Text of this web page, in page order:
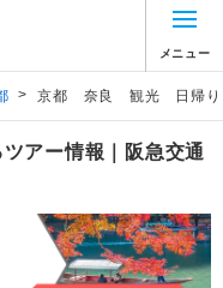
メニュー
> 京都 奈良 観光 日帰り
アー情報｜阪急交通